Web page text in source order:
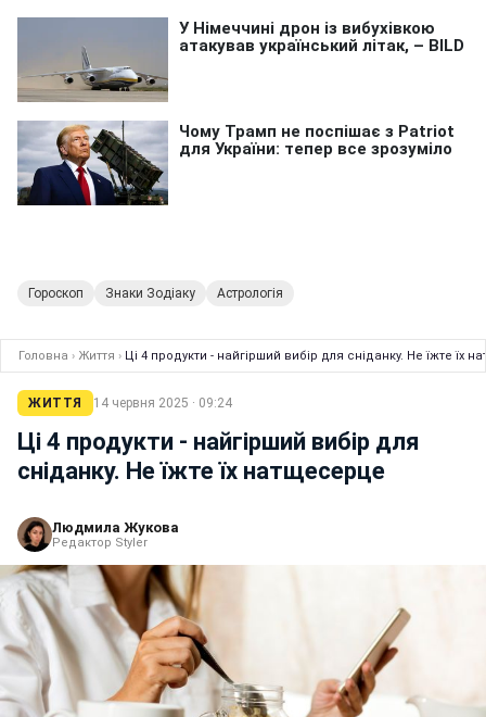
Гороскоп Знаки Зодіаку Астрологія
Головна › Життя › Ці 4 продукти - найгірший вибір для сніданку. Не їжте їх
ЖИТТЯ 14 червня 2025 · 09:24
Ці 4 продукти - найгірший вибір для
сніданку. Не їжте їх натщесерце
Людмила Жукова
Редактор Styler